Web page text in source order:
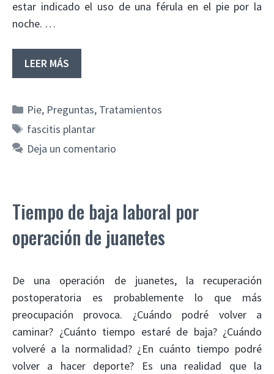
estar indicado el uso de una férula en el pie por la
noche. …
LEER MÁS
Categorías
Pie, Preguntas, Tratamientos
Etiquetas
fascitis plantar
Deja un comentario
Tiempo de baja laboral por
operación de juanetes
De una operación de juanetes, la recuperación
postoperatoria es probablemente lo que más
preocupación provoca. ¿Cuándo podré volver a
caminar? ¿Cuánto tiempo estaré de baja? ¿Cuándo
volveré a la normalidad? ¿En cuánto tiempo podré
volver a hacer deporte? Es una realidad que la